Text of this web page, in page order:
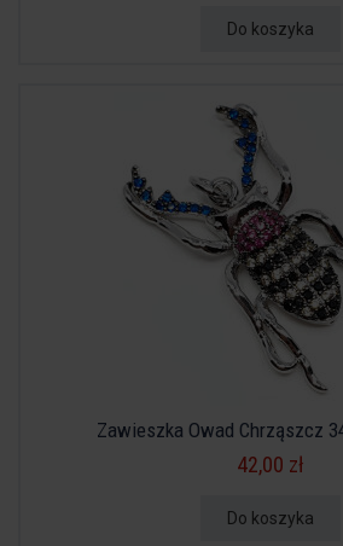
Do koszyka
Zawieszka Owad Chrząszcz
42,00 zł
Do koszyka